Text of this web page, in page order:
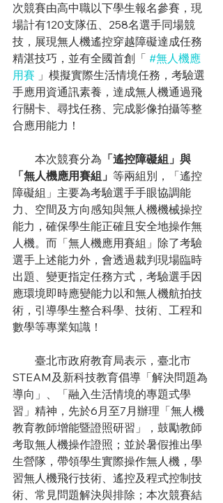
次競賽由高中職以下學生報名參賽，現
場計有120支隊伍、258名選手同場競
技，展現無人機遙控穿越障礙達成任務
精湛技巧，並有全國首創「 #無人機應
用賽 」模擬實際生活情境任務，考驗選
手應用資通訊素養，達成無人機通過飛
行關卡、尋找任務、完成影像拍攝等整
合應用能力！
本次競賽分為 「遙控障礙組」與
「無人機應用賽組」 等兩組別，「遙控
障礙組」主要為考驗選手手眼協調能
力、空間及方向感知與無人機機械操控
能力，確保學生能正確且安全地操作無
人機。而「無人機應用賽組」除了考驗
選手上述能力外，會透過裁判現場臨時
出題、變更指定任務方式，考驗選手因
應環境即時應變能力以和無人機航拍技
術，引導學生整合科學、技術、工程和
數學等專業知識！
臺北市政府教育局表示，臺北市
STEAM及新科技教育倡導「解決問題為
導向」、「融入生活情境的專題式學
習」精神，先於6月至7月辦理「無人機
教育教師增能暨證照研習」，鼓勵教師
考取無人機操作證照；並於暑假推出學
生營隊，帶領學生實際操作無人機，學
習無人機飛行技術、遙控及程式控制技
術、常見問題解決與排除；本次競賽結